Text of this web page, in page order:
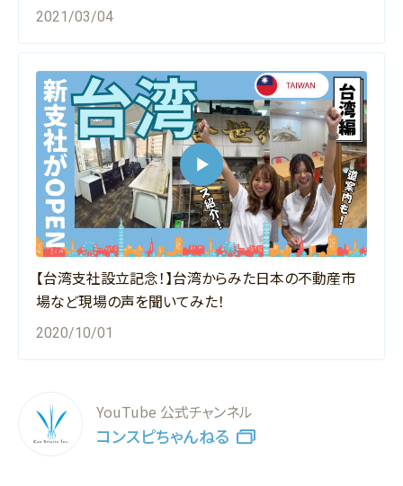
2021/03/04
【台湾支社設立記念！】台湾からみた日本の不動産市
場など現場の声を聞いてみた！
2020/10/01
YouTube 公式チャンネル
コンスピちゃんねる